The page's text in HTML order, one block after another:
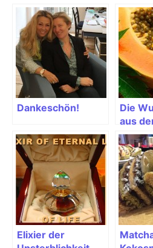
Dankeschön!
Die
aus
Papaya
Elixier der